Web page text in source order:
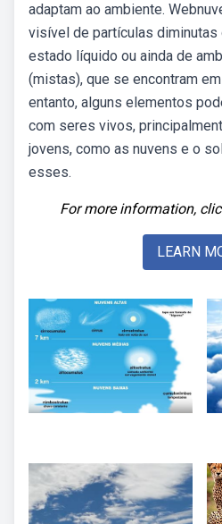
adaptam ao ambiente.
visível de partículas diminutas
estado líquido ou ainda de
(mistas), que se encontram
entanto, alguns elementos
com seres vivos,
jovens, como as nuvens e o
esses.
For more information,
LEARN